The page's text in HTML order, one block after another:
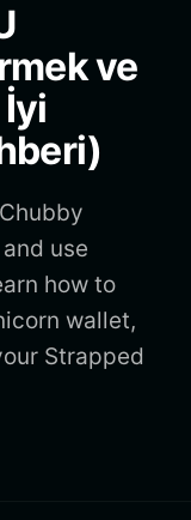
ve
use
how to
wallet,
Strapped